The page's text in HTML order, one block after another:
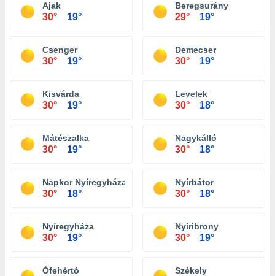
Ajak
30° 19°
Beregsurány
29° 19°
Csenger
30° 19°
Demecser
30° 19°
Kisvárda
30° 19°
Levelek
30° 18°
Mátészalka
30° 19°
Nagykálló
30° 18°
Napkor Nyíregyháza
30° 18°
Nyírbátor
30° 18°
Nyíregyháza
30° 19°
Nyíribrony
30° 19°
Ófehértó Székely